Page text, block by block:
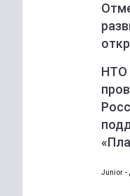
НТО
Junior -